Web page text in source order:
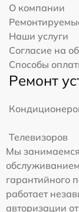
О компании
Наши услуги
Согласие на
Способы
Ремонт
Телевизоров
Мы
гарантийного
работает
авторизации